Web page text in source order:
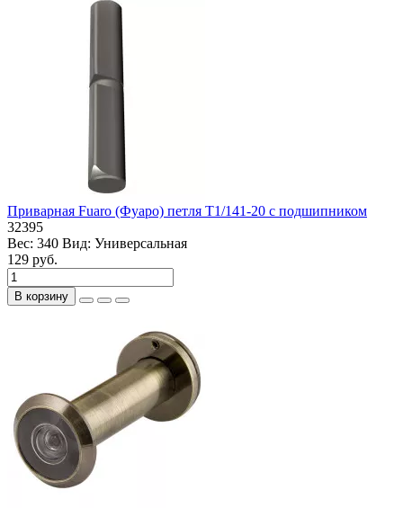
Приварная Fuaro (Фуаро) петля T1/141-20 с подшипником
32395
Вес: 340 Вид: Универсальная
129 руб.
В корзину